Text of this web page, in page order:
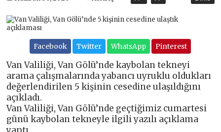
Facebook Twitter WhatsApp Pinterest
Van Valiliği, Van Gölü’nde kaybolan tekneyi
arama çalışmalarında yabancı uyruklu oldukları
değerlendirilen 5 kişinin cesedine ulaşıldığını
açıkladı.
Van Valiliği, Van Gölü’nde geçtiğimiz cumartesi
günü kaybolan tekneyle ilgili yazılı açıklama